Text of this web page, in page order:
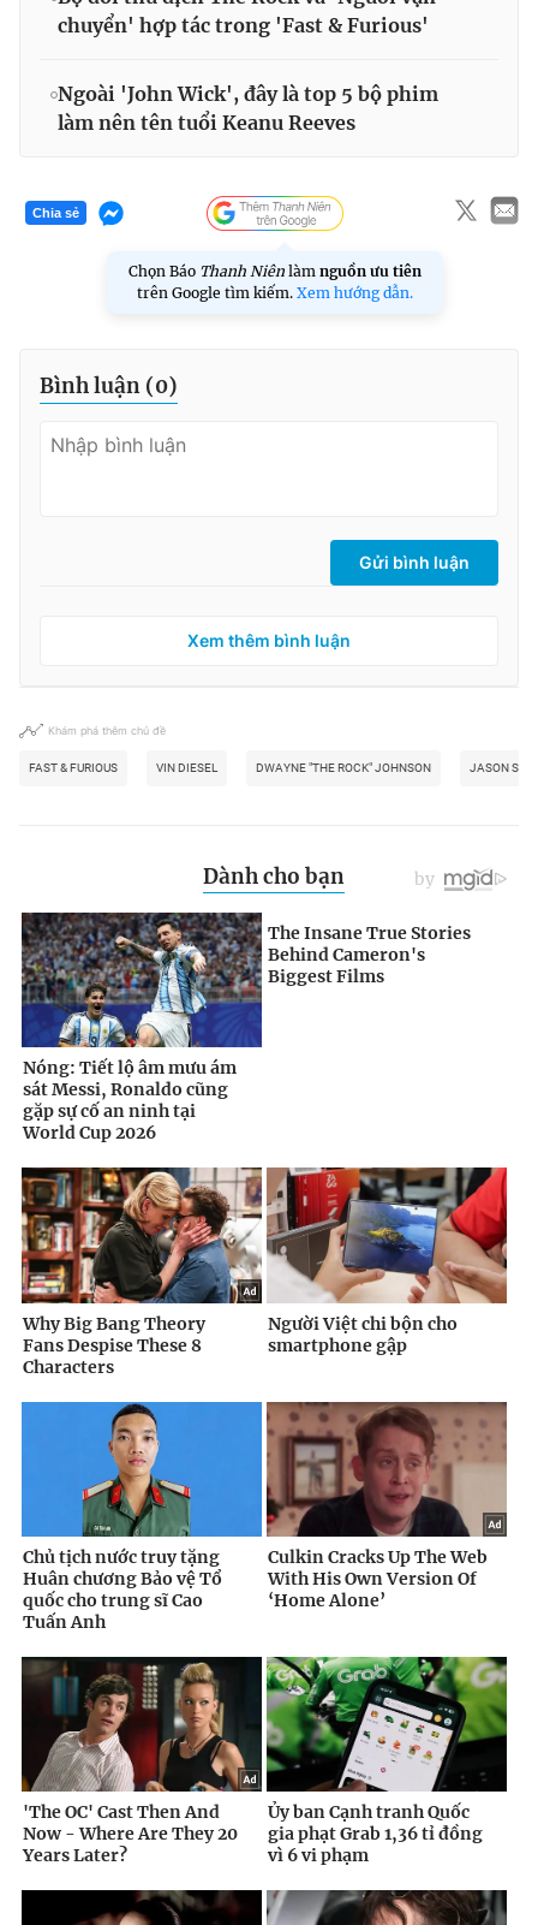
chuyển' hợp tác trong 'Fast & Furious'
Ngoài 'John Wick', đây là top 5 bộ phim
làm nên tên tuổi Keanu Reeves
Chia sẻ
Chọn Báo Thanh Niên làm nguồn ưu tiên
trên Google tìm kiếm. Xem hướng dẫn.
Bình luận (0)
Gửi bình luận
Xem thêm bình luận
Khám phá thêm chủ đề
FAST & FURIOUS VIN DIESEL DWAYNE "THE ROCK" JOHNSON JASON